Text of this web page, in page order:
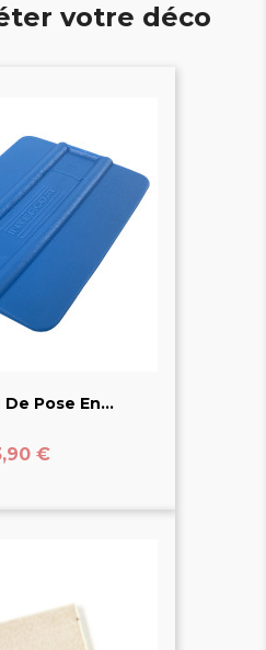
votre déco
Pose En...
€